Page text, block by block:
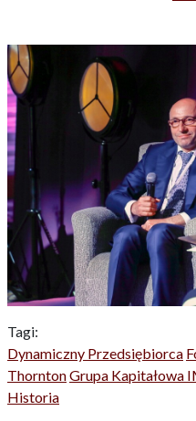
Tagi:
Dynamiczny Przedsiębiorca
ThorntonGrupa Kapitałowa
Historia